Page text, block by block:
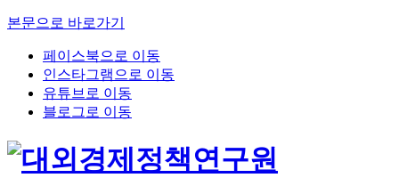
본문으로 바로가기
페이스북으로 이동
인스타그램으로 이동
유튜브로 이동
블로그로 이동